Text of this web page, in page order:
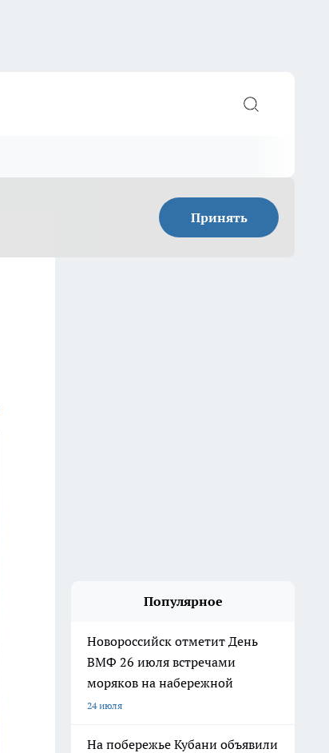
Принять
Популярное
Новороссийск отметит День
ВМФ 26 июля встречами
моряков на набережной
24 июля
На побережье Кубани объявили